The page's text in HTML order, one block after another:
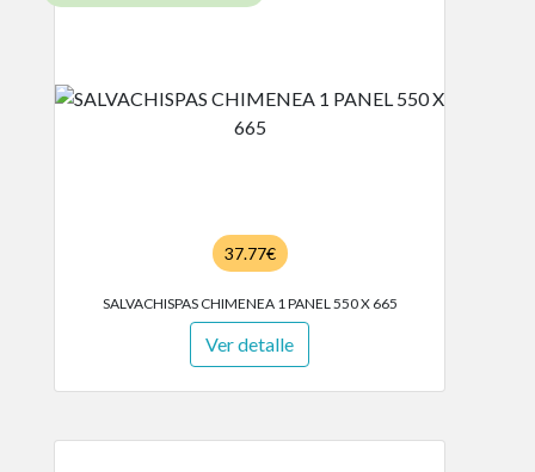
37.77€
SALVACHISPAS CHIMENEA 1 PANEL 550 X 665
Ver detalle